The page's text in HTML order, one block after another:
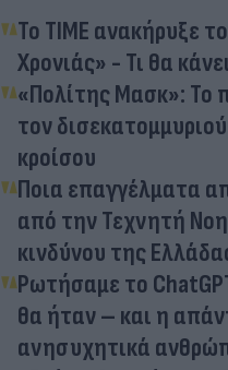
Το TIME ανακήρυξε
Χρονιάς» - Τι θα
«Πολίτης Μασκ»: Το
τον
κροίσου
Ποια επαγγέλματα
από την Τεχνητή
κινδύνου της
Ρωτήσαμε το
θα ήταν – και η
ανησυχητικά